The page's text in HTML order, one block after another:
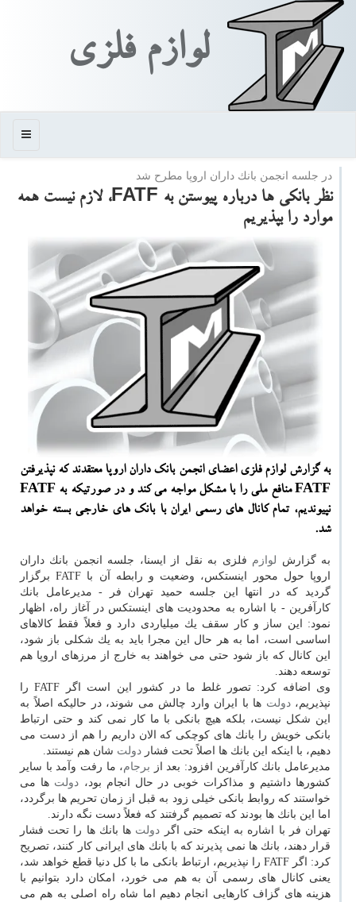
لوازم فلزی
منو
در جلسه انجمن بانك داران اروپا مطرح شد
نظر بانكی ها درباره پیوستن به FATF، لازم نیست همه
موارد را بپذیریم
به گزارش لوازم فلزی اعضای انجمن بانك داران اروپا معتقدند كه نپذیرفتن
FATF منافع ملی را با مشكل مواجه می كند و در صورتیكه به FATF
نپیوندیم، تمام كانال های رسمی ایران با بانك های خارجی بسته خواهد
شد.
به گزارش لوازم فلزی به نقل از ایسنا، جلسه انجمن بانك داران
اروپا حول محور اینستكس، وضعیت و رابطه آن با FATF برگزار
گردید كه در انتها این جلسه حمید تهران فر - مدیرعامل بانك
كارآفرین - با اشاره به محدودیت های اینستكس در آغاز راه، اظهار
نمود: این ساز و كار سقف یك میلیاردی دارد و فعلاً فقط كالاهای
اساسی است، اما به هر حال این مجرا باید به یك شكلی باز شود،
این كانال كه باز شود حتی می خواهند به خارج از مرزهای اروپا هم
توسعه دهند.
وی اضافه كرد: تصور غلط ما در كشور این است اگر FATF را
نپذیریم،دولت ها با ایران وارد چالش می شوند، در حالیكه اصلاً به
این شكل نیست، بلكه هیچ بانكی با ما كار نمی كند و حتی ارتباط
بانكی خویش را بانك های كوچكی كه الان داریم را هم از دست می
دهیم، با اینكه این بانك ها اصلاً تحت فشار دولت شان هم نیستند.
مدیرعامل بانك كارآفرین افزود: بعد از برجام، ما رفت وآمد با سایر
كشورها داشتیم و مذاكرات خوبی در حال انجام بود، دولت ها می
خواستند كه روابط بانكی خیلی زود به قبل از زمان تحریم ها برگردد،
اما این بانك ها بودند كه تصمیم گرفتند كه فعلاً دست نگه دارند.
تهران فر با اشاره به اینكه حتی اگر دولت ها بانك ها را تحت فشار
قرار دهند، بانك ها نمی پذیرند كه با بانك های ایرانی كار كنند، تصریح
كرد: اگر FATF را نپذیریم، ارتباط بانكی ما با كل دنیا قطع خواهد شد،
یعنی كانال های رسمی آن به هم می خورد، امكان دارد بتوانیم با
هزینه های گزاف كارهایی انجام دهیم اما شاه راه اصلی به هم می